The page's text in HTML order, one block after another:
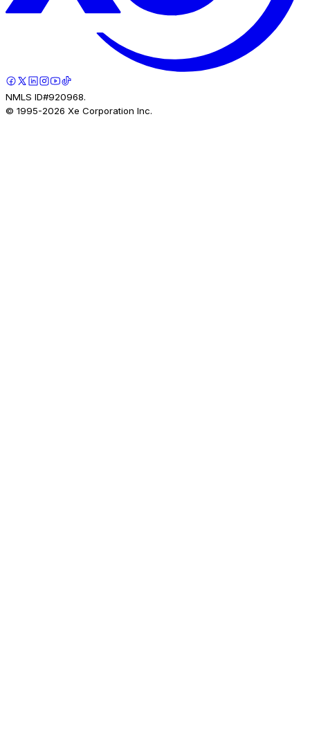
NMLS ID#920968.
© 1995-2026 Xe Corporation Inc.